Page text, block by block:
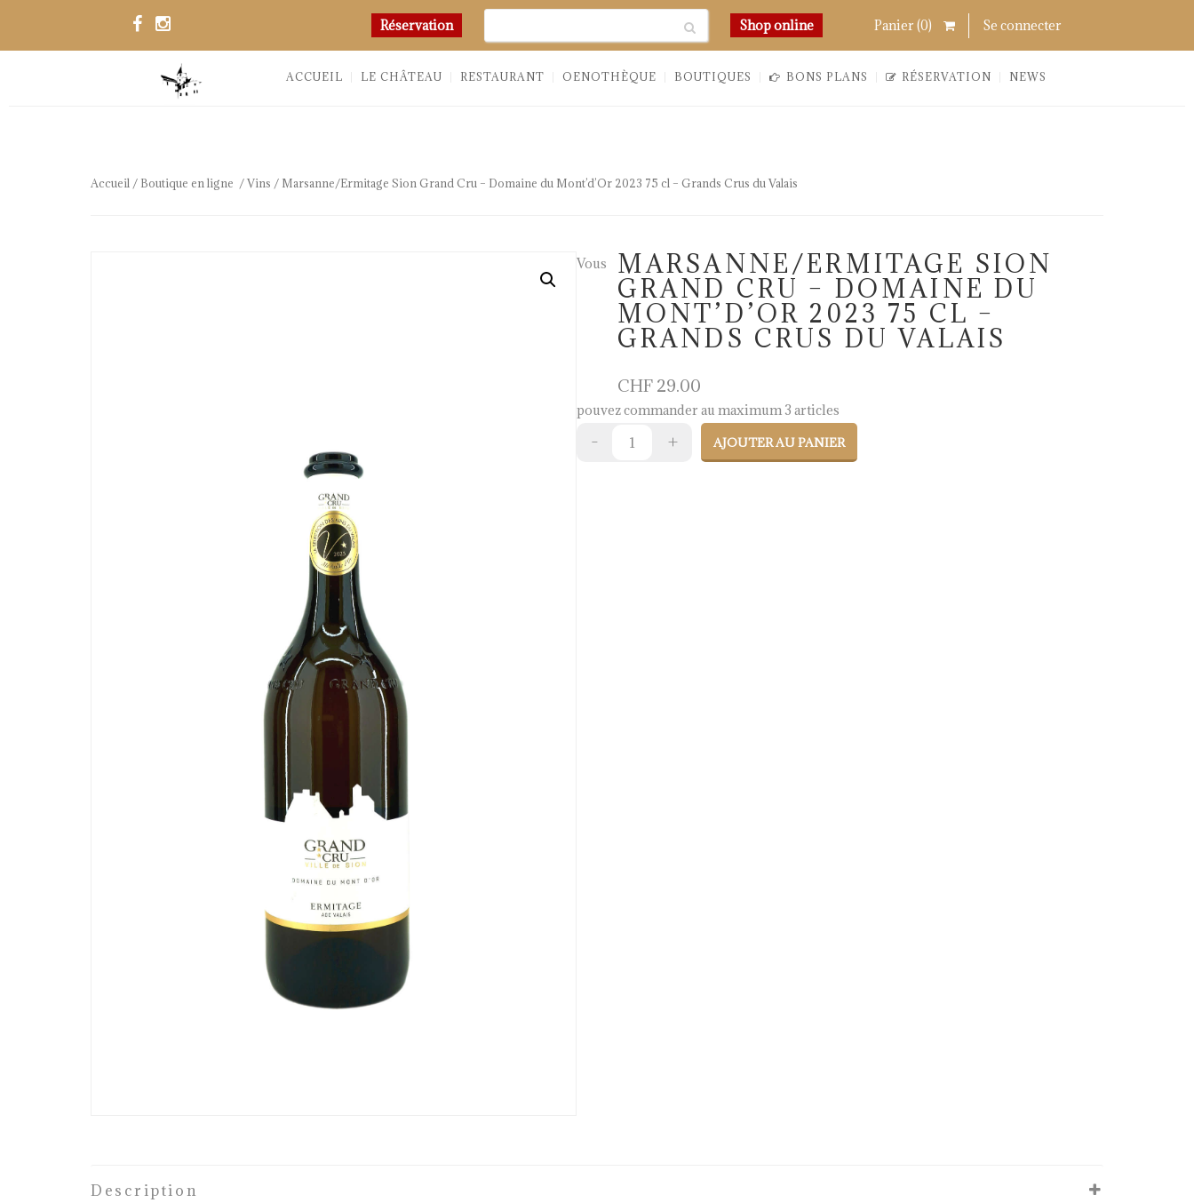
Réservation Chercher Shop online Chercher
Panier (0) Links
Se connecter
ACCUEIL LE CHÂTEAU RESTAURANT OENOTHÈQUE BOUTIQUES BONS PLANS RÉSERVATION NEWS
Accueil / Boutique en ligne /Vins / Marsanne/Ermitage Sion Grand Cru – Domaine du Mont’d’Or 2023 75 cl – Grands Crus du Valais
MARSANNE/ERMITAGE SION
GRAND CRU – DOMAINE DU
MONT’D’OR 2023 75 CL –
GRANDS CRUS DU VALAIS
CHF 29.00
Vous
pouvez commander au maximum 3 articles
AJOUTER AU PANIER
Description